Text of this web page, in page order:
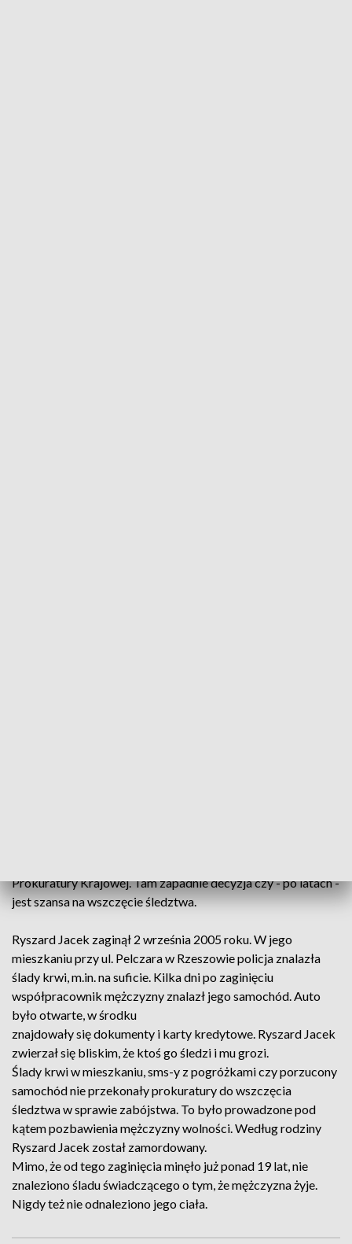
Prokuratury Krajowej. Tam zapadnie decyzja czy - po latach -
jest szansa na wszczęcie śledztwa.
Ryszard Jacek zaginął 2 września 2005 roku. W jego
mieszkaniu przy ul. Pelczara w Rzeszowie policja znalazła
ślady krwi, m.in. na suficie. Kilka dni po zaginięciu
współpracownik mężczyzny znalazł jego samochód. Auto
było otwarte, w środku
znajdowały się dokumenty i karty kredytowe. Ryszard Jacek
zwierzał się bliskim, że ktoś go śledzi i mu grozi.
Ślady krwi w mieszkaniu, sms-y z pogróżkami czy porzucony
samochód nie przekonały prokuratury do wszczęcia
śledztwa w sprawie zabójstwa. To było prowadzone pod
kątem pozbawienia mężczyzny wolności. Według rodziny
Ryszard Jacek został zamordowany.
Mimo, że od tego zaginięcia minęło już ponad 19 lat, nie
znaleziono śladu świadczącego o tym, że mężczyzna żyje.
Nigdy też nie odnaleziono jego ciała.